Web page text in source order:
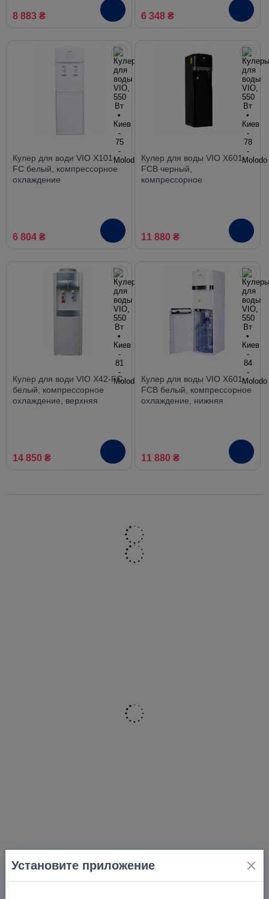
8 883 ₴ 6 348 ₴
Кулер для води VIO X101-
FC белый, компрессорное
охлаждение
6 804 ₴
Кулер для воды VIO X601-
FCB черный,
компрессорное
11 880 ₴
Кулер для води VIO X42-FC
белый, компрессорное
охлаждение, верхняя
14 850 ₴
Кулер для воды VIO X601-
FCB белый, компрессорное
охлаждение, нижняя
11 880 ₴
Установите приложение